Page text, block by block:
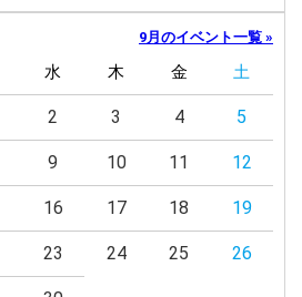
9月のイベント一覧 »
水 木 金 土
2 3 4 5
9 10 11 12
16 17 18 19
23 24 25 26